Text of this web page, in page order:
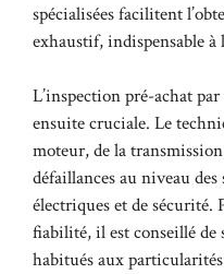
spécialisées facilitent
exhaustif, indispensable à
L’inspection pré-achat
ensuite cruciale. Le
moteur, de la
défaillances au niveau des
électriques et de sécurité.
fiabilité, il est conseillé de
habitués aux